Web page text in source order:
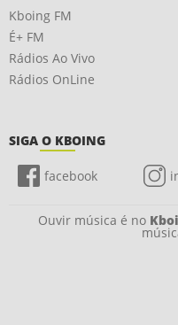
Kboing FM
É+ FM
Rádios Ao Vivo
Rádios OnLine
SIGA O KBOING
facebook
Ouvir música é no